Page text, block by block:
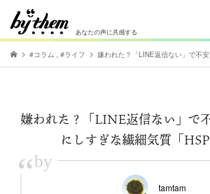
あなたの声に共感する
#コラム , #ライフ 嫌われた？「LINE返信ない」で不
嫌われた？「LINE返信ない」で
にしすぎな繊細気質「
“by
tamtam